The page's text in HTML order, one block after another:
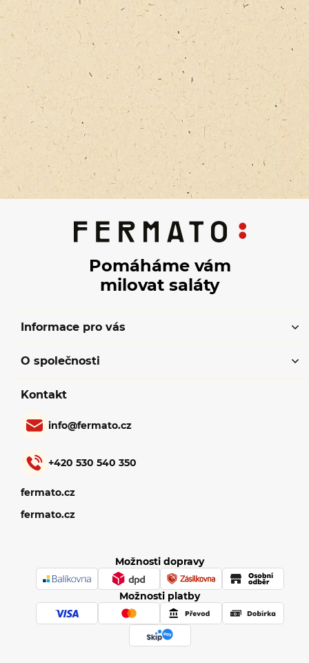
Pomáháme vám
milovat saláty
Informace pro vás
O společnosti
Kontakt
info@fermato.cz
+420 530 540 350
fermato.cz
fermato.cz
Možnosti dopravy
Možnosti platby